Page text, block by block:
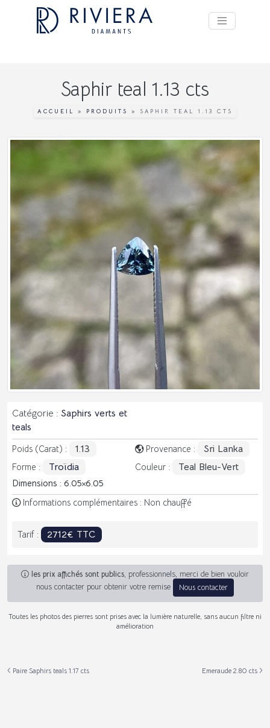
Saphir teal 1.13 cts
ACCUEIL » PRODUITS » SAPHIR TEAL 1.13 CTS
Catégorie : Saphirs verts et
teals
Poids (Carat) : 1.13 Provenance : Sri Lanka
Forme : Troïdia Couleur : Teal Bleu-Vert
Dimensions : 6.05 6.05
Informations complémentaires : Non chauffé
Tarif : 2712€ TTC
les prix affichés sont publics, professionnels, merci de bien vouloir
nous contacter pour obtenir votre remise
Nous contacter
Toutes les photos des pierres sont prises avec la lumière naturelle, sans aucun filtre ni
amélioration
Paire Saphirs teals 1.17 cts Emeraude 2.80 cts